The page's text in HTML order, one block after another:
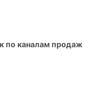
по каналам продаж